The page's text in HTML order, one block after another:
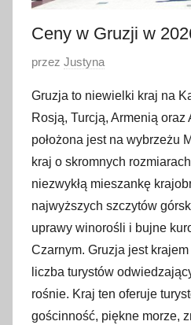
Ceny w Gruzji w
O
u
b
l
i
k
o
w
a
n
przez Justyna
Gruzja to niewielki kraj na
Rosją, Turcją, Armenią
położona jest na wybrzeżu
kraj o skromnych
niezwykłą mieszankę
najwyższych szczytów
uprawy winorośli i bujne
Czarnym. Gruzja jest
liczba turystów
rośnie. Kraj ten oferuje
gościnność, piękne morze,